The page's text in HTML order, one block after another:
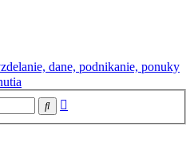
dane, podnikanie, ponuky
Hľadať